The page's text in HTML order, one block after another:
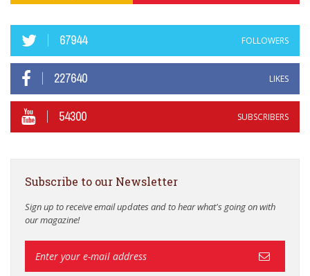
67944 FOLLOWERS
227640 LIKES
54300 SUBSCRIBERS
Subscribe to our Newsletter
Sign up to receive email updates and to hear what's going on with
our magazine!